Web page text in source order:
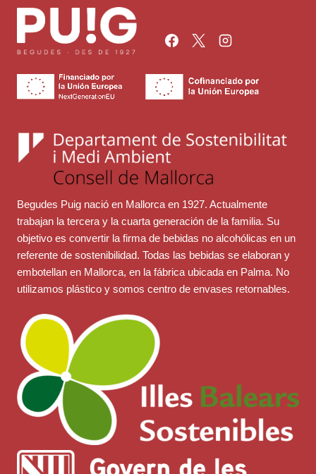
Begudes Puig nació en Mallorca en 1927. Actualmente
trabajan la tercera y la cuarta generación de la familia. Su
objetivo es convertir la firma de bebidas no alcohólicas en un
referente de sostenibilidad. Todas las bebidas se elaboran y
embotellan en Mallorca, en la fábrica ubicada en Palma. No
utilizamos plástico y somos centro de envases retornables.